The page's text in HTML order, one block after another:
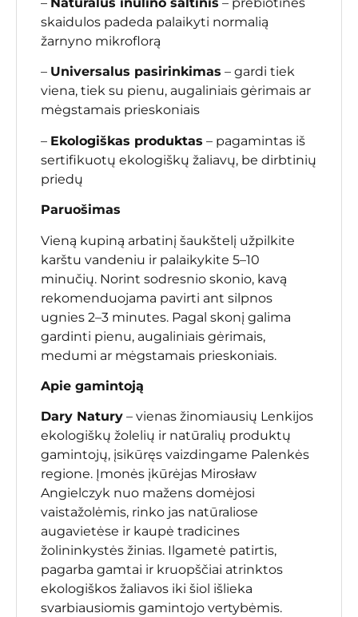
skaidulos padeda palaikyti normalią
žarnyno mikroflorą
– Universalus pasirinkimas – gardi tiek
viena, tiek su pienu, augaliniais gėrimais ar
mėgstamais prieskoniais
– Ekologiškas produktas – pagamintas iš
sertifikuotų ekologiškų žaliavų, be dirbtinių
priedų
Paruošimas
Vieną kupiną arbatinį šaukštelį užpilkite
karštu vandeniu ir palaikykite 5–10
minučių. Norint sodresnio skonio, kavą
rekomenduojama pavirti ant silpnos
ugnies 2–3 minutes. Pagal skonį galima
gardinti pienu, augaliniais gėrimais,
medumi ar mėgstamais prieskoniais.
Apie gamintoją
Dary Natury – vienas žinomiausių Lenkijos
ekologiškų žolelių ir natūralių produktų
gamintojų, įsikūręs vaizdingame Palenkės
regione. Įmonės įkūrėjas Mirosław
Angielczyk nuo mažens domėjosi
vaistažolėmis, rinko jas natūraliose
augavietėse ir kaupė tradicines
žolininkystės žinias. Ilgametė patirtis,
pagarba gamtai ir kruopščiai atrinktos
ekologiškos žaliavos iki šiol išlieka
svarbiausiomis gamintojo vertybėmis.